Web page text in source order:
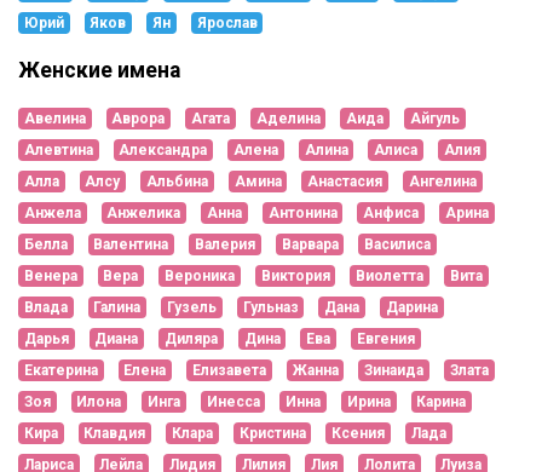
Юрий
Яков Ян Ярослав
Женские имена
Авелина Аврора Агата Аделина Аида
Айгуль
Алевтина
Александра Алена Алина Алиса
Алия
Алла
Алсу Альбина Амина Анастасия
Ангелина
Анжела
Анжелика Анна Антонина Анфиса
Арина
Белла
Валентина Валерия Варвара
Василиса
Венера
Вера Вероника Виктория Виолетта
Вита
Влада
Галина Гузель Гульназ Дана
Дарина
Дарья
Диана Диляра Дина Ева
Евгения
Екатерина
Елена Елизавета Жанна Зинаида
Злата
Зоя
Илона Инга Инесса Инна Ирина
Карина
Кира
Клавдия Клара Кристина Ксения
Лада
Лариса
Лейла Лидия Лилия Лия Лолита Луиза